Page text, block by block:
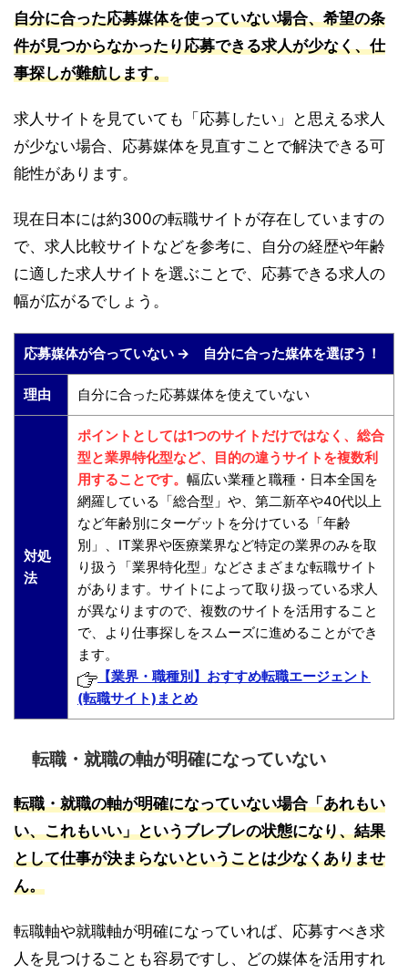
自分に合った応募媒体を使っていない場合、希望の条
件が見つからなかったり応募できる求人が少なく、仕
事探しが難航します。
求人サイトを見ていても「応募したい」と思える求人
が少ない場合、応募媒体を見直すことで解決できる可
能性があります。
現在日本には約300の転職サイトが存在していますの
で、求人比較サイトなどを参考に、自分の経歴や年齢
に適した求人サイトを選ぶことで、応募できる求人の
幅が広がるでしょう。
応募媒体が合っていない → 自分に合った媒体を選ぼう！
理由 自分に合った応募媒体を使えていない
対処
法
ポイントとしては1つのサイトだけではなく、総合
型と業界特化型など、目的の違うサイトを複数利
用することです。 幅広い業種と職種・日本全国を
網羅している「総合型」や、第二新卒や40代以上
など年齢別にターゲットを分けている「年齢
別」、IT業界や医療業界など特定の業界のみを取
り扱う「業界特化型」などさまざまな転職サイト
があります。サイトによって取り扱っている求人
が異なりますので、複数のサイトを活用すること
で、より仕事探しをスムーズに進めることができ
ます。
【業界・職種別】おすすめ転職エージェント
(転職サイト)まとめ
転職・就職の軸が明確になっていない
転職・就職の軸が明確になっていない場合「あれもい
い、これもいい」というブレブレの状態になり、結果
として仕事が決まらないということは少なくありませ
ん。
転職軸や就職軸が明確になっていれば、応募すべき求
人を見つけることも容易ですし、どの媒体を活用すれ